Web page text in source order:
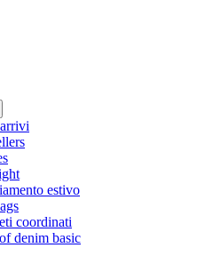
estivo
coordinati
denim basic